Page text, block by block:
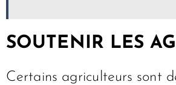
SOUTENIR LES
Certains agriculteurs sont